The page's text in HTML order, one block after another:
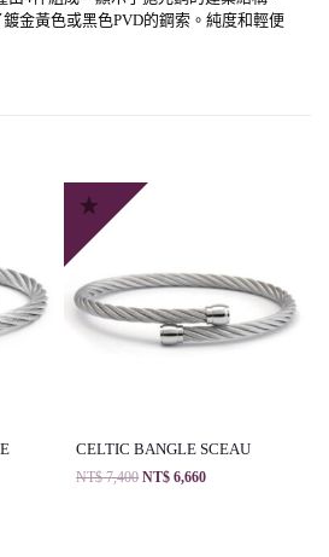
金黃色或黑色PVD的鋼索。純度和輕便
CELTIC BANGLE SCEAU
NT$7,400 NT$ 6,660